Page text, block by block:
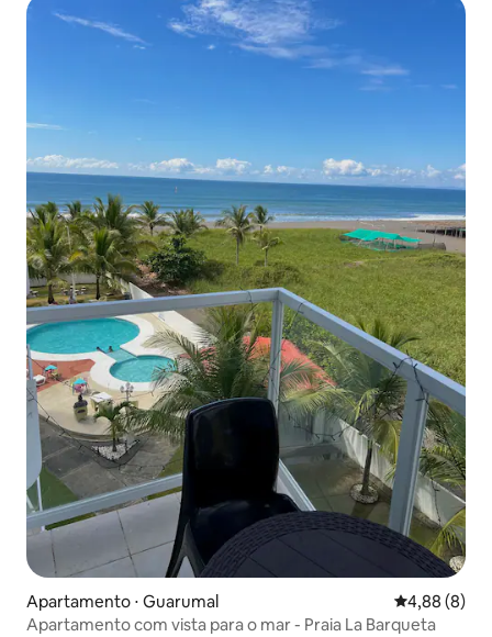
Apartamento ⋅ Guarumal 4,88 de uma
4,88 (8)
Apartamento com vista para o mar - Praia La Barqueta